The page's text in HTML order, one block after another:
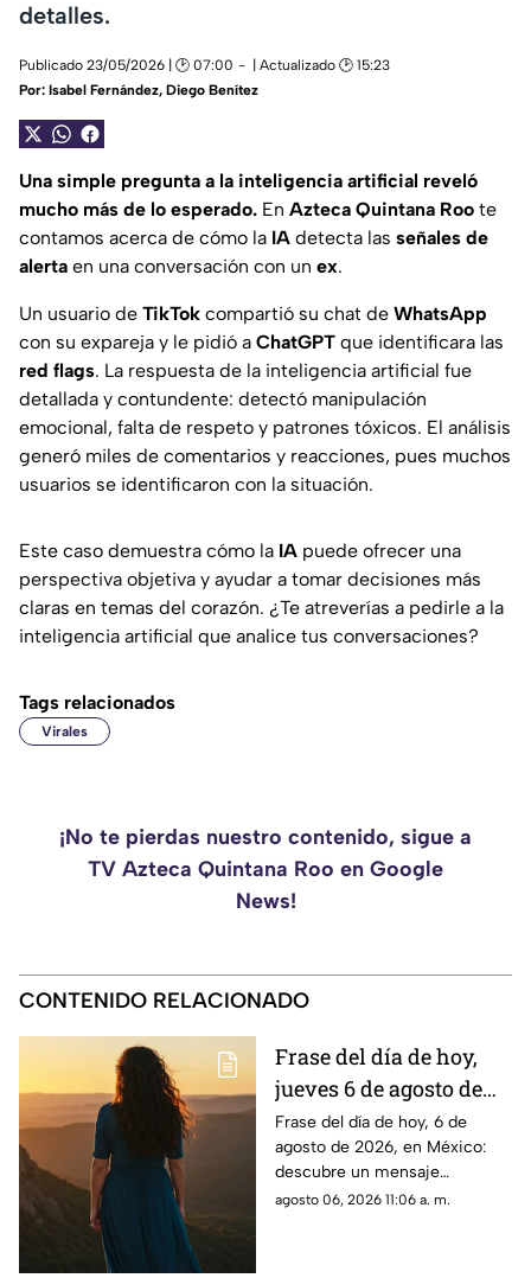
detalles.
Publicado 23/05/2026 | 🕑 07:00
| Actualizado 🕑 15:23
Por: Isabel Fernández, Diego Benítez
Una simple pregunta a la inteligencia artificial reveló
mucho más de lo esperado. En Azteca Quintana Roo te
contamos acerca de cómo la IA detecta las señales de
alerta en una conversación con un ex.
Un usuario de TikTok compartió su chat de WhatsApp
con su expareja y le pidió a ChatGPT que identificara las
red flags. La respuesta de la inteligencia artificial fue
detallada y contundente: detectó manipulación
emocional, falta de respeto y patrones tóxicos. El análisis
generó miles de comentarios y reacciones, pues muchos
usuarios se identificaron con la situación.
Este caso demuestra cómo la IA puede ofrecer una
perspectiva objetiva y ayudar a tomar decisiones más
claras en temas del corazón. ¿Te atreverías a pedirle a la
inteligencia artificial que analice tus conversaciones?
Tags relacionados
Virales
¡No te pierdas nuestro contenido, sigue a
TV Azteca Quintana Roo en Google
News!
CONTENIDO RELACIONADO
Frase del día de hoy,
jueves 6 de agosto de
2026: Llénate de
inspiración con estas
palabras
Frase del día de hoy, 6 de
agosto de 2026, en México:
descubre un mensaje
inspirador para reflexionar y
agosto 06, 2026 11:06 a. m.